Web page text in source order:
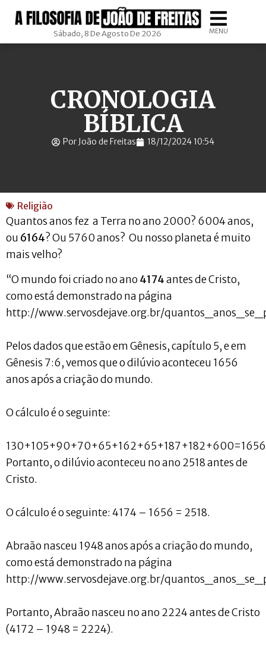
Sábado, 8 De Agosto De 2026 MENU
CRONOLOGIA
BÍBLICA
Por João de Freitas 18/12/2024 10:54
Religião
Quantos anos fez a Terra no ano 2000? 6004 anos,
ou 6164? Ou 5760 anos? Ou nosso planeta é muito
mais velho?
“O mundo foi criado no ano 4174antes de Cristo,
como está demonstrado na página
http://www.servosdejave.org.br/
Pelos dados que estão em Gênesis, capítulo 5, e em
Gênesis 7:6, vemos que o dilúvio aconteceu 1656
anos após a criação do mundo.
O cálculo é o seguinte:
130+105+90+70+65+162+65+187+182+600=1656
Portanto, o dilúvio aconteceu no ano 2518 antes de
Cristo.
O cálculo é o seguinte: 4174 – 1656 = 2518.
Abraão nasceu 1948 anos após a criação do mundo,
como está demonstrado na página
http://www.servosdejave.org.br/
Portanto, Abraão nasceu no ano 2224 antes de Cristo
(4172 – 1948 = 2224).